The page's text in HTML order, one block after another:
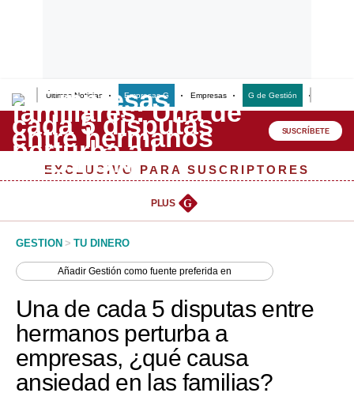
Últimas Noticias Empresas G Empresas G de Gestión
Lo último
Peru Quiosco
Management & Empleo
Perú
Política
Tu Dinero
SUSCRÍBETE
EXCLUSIVO PARA SUSCRIPTORES
PLUS G
GESTION > TU DINERO
AñadirGestión como fuente preferida en
Una de cada 5 disputas entre
hermanos perturba a
empresas, ¿qué causa
ansiedad en las familias?